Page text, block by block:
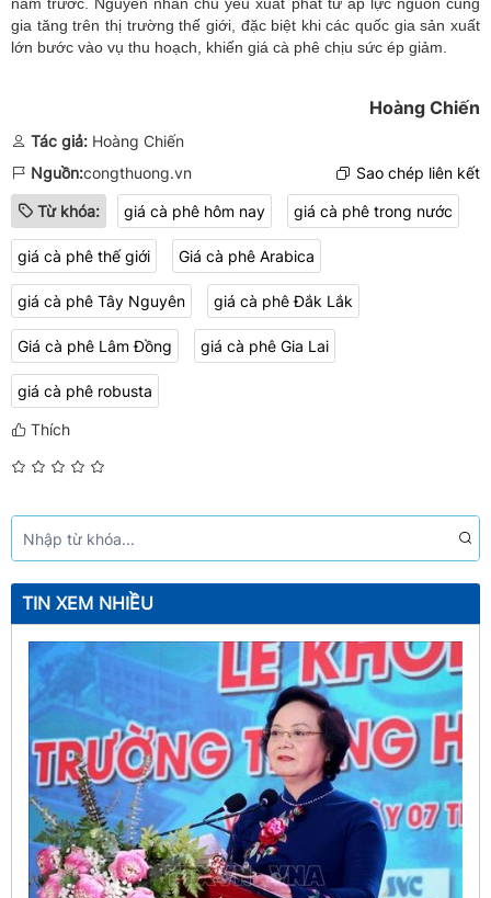
gia tăng trên thị trường thế giới, đặc biệt khi các quốc gia sản xuất
lớn bước vào vụ thu hoạch, khiến giá cà phê chịu sức ép giảm.
Hoàng Chiến
Tác giả: Hoàng Chiến
Nguồn:congthuong.vn Sao chép liên kết
Từ khóa: giá cà phê hôm nay giá cà phê trong nước
giá cà phê thế giới Giá cà phê Arabica
giá cà phê Tây Nguyên giá cà phê Đắk Lắk
Giá cà phê Lâm Đồng ​​​​​​​giá cà phê Gia Lai
giá cà phê robusta​​​​​​​​​​​​​​​​​​​​​​​​​​​​​​​​​​​​​​​​​​​​​​​​​​​​​​​​​​​​​​​​​​​​​
Thích
TIN XEM NHIỀU